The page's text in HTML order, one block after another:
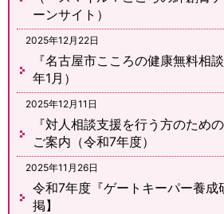
ーンサイト）
2025年12月22日
『名古屋市こころの健康無料相
年1月）
2025年12月11日
『対人相談支援を行う方のため
ご案内（令和7年度）
2025年11月26日
令和7年度『ゲートキーパー養成
掲】